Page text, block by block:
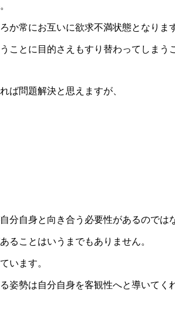
か常にお互いに欲求不満状態となりま
とに目的さえもすり替わってしまう
ば問題解決と思えますが、
自身と向き合う必要性があるのでは
ることはいうまでもありません。
います。
勢は自分自身を客観性へと導いてく